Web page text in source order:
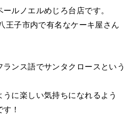
ルノエルめじろ台店です。
王子市内で有名なケーキ屋さん
ンス語でサンタクロースという
に楽しい気持ちになれるよう
！